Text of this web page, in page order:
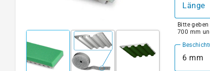
Länge
Bitte
700 mm
6 mm